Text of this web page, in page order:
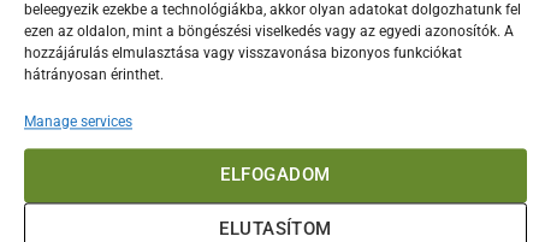
beleegyezik ezekbe a technológiákba, akkor olyan adatokat dolgozhatunk fel
ezen az oldalon, mint a böngészési viselkedés vagy az egyedi azonosítók. A
hozzájárulás elmulasztása vagy visszavonása bizonyos funkciókat
hátrányosan érinthet.
Manage services
ELFOGADOM
ELUTASÍTOM
beépített védelem megakadályozza az ujjak véletlen
elvágását. Ezáltal a biztonságos használat mindenki
számára garantált.
Vigyázat, mert ez a pizzavágó nem csak praktikus, hanem
függőséget is okozhat! Az egyszerű használat és a
minőségi kivitelezés miatt hamar a kedvenc konyhai
eszközödé válik. Így minden szeletelés egy valódi élvezet